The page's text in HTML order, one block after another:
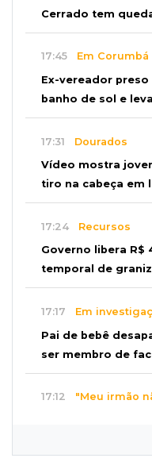
Cerrado tem queda
17:45 Em Corumbá
Ex-vereador
banho de sol e
17:31 Dourados
Vídeo mostra
tiro na cabeça em
17:24 Recursos
Governo libera R$
temporal de
17:17 Em
Pai de bebê
ser membro de
17:12 "Meu irmão